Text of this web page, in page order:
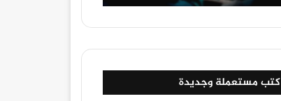
كتب مستعملة وجديدة